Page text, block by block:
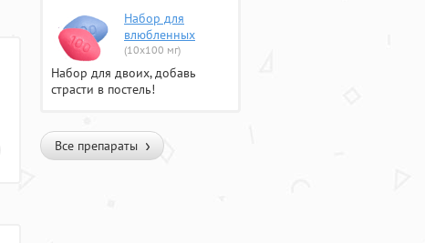
Набор для
влюбленных
(10х100 мг)
Набор для двоих, добавь
страсти в постель!
Все препараты